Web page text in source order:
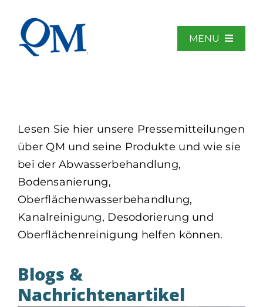
Inhalt
springen
MENU
Über QM
Anwendungsbereiche
Bibliothek
Kontakt
Lesen Sie hier unsere Pressemitteilungen
über QM und seine Produkte und wie sie
bei der Abwasserbehandlung,
Bodensanierung,
Oberflächenwasserbehandlung,
Kanalreinigung, Desodorierung und
Oberflächenreinigung helfen können.
Blogs &
Nachrichtenartikel